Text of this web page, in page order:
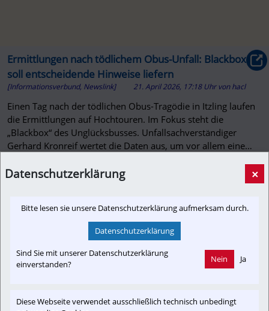
Ermittlungen nach tödlichem Obus-Unfall: Blackbox
soll entscheidende Hinweise liefern
[Informationsverbund, Newslink] 21. April 2026, 17:18 Uhr vonhacl
Einen Tag nach der tödlichen Obus-Tragödie in Itzling laufen
die Ermittlungen auf Hochtouren. Im Fokus steht die
„Blackbox“ des Unglücksbusses. Unfallsachverständiger
Gerhard Kronreif wertet die Daten aus, um vor allem eine
Newslink: Klicken Sie hier um auf den externen Artikel von
(Neuer Tab wird geöffnet)
Interessensgruppen
Datenschutzerklärung ×
Bitte lesen sie unsere Datenschutzerklärung aufmerksam durch.
Datenschutzerklärung
Sind Sie mit unserer Datenschutzerklärung
einverstanden?
Nein Ja
Diese Webseite verwendet ausschließlich technisch unbedingt